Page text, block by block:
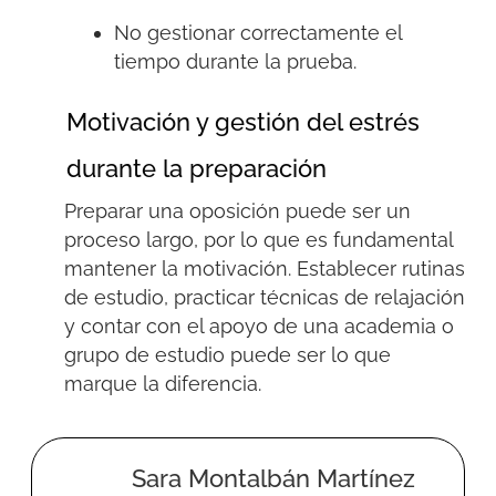
No gestionar correctamente el
tiempo durante la prueba.
Motivación y gestión del estrés
durante la preparación
Preparar una oposición puede ser un
proceso largo, por lo que es fundamental
mantener la motivación. Establecer rutinas
de estudio, practicar técnicas de relajación
y contar con el apoyo de una academia o
grupo de estudio puede ser lo que
marque la diferencia.
Sara Montalbán Martínez